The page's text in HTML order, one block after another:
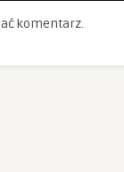
komentarz.